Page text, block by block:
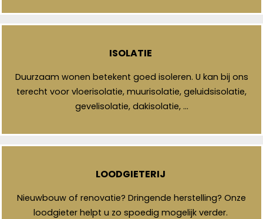
ISOLATIE
Duurzaam wonen betekent goed isoleren. U kan bij ons
terecht voor vloerisolatie, muurisolatie, geluidsisolatie,
gevelisolatie, dakisolatie, …
LOODGIETERIJ
Nieuwbouw of renovatie? Dringende herstelling? Onze
loodgieter helpt u zo spoedig mogelijk verder.